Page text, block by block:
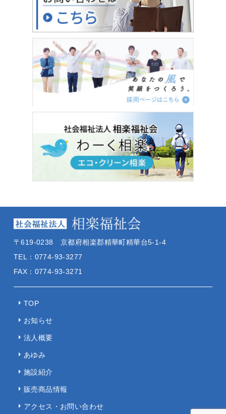
TOP
お知らせ
法人概要
あゆみ
施設紹介
販売商品情報
アクセス・お問い合わせ
〒619-0238 京都府相楽郡精華町精華台5-1-4
TEL：0774-93-3277
FAX：0774-93-3271